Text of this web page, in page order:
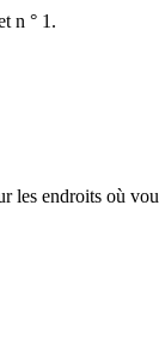
n ° 1.
endroits où